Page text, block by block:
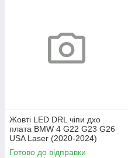
Жовті LED DRL чіпи дхо
плата BMW 4 G22 G23 G26
USA Laser (2020-2024)
дорест (4 шт.)
Готово до відправки